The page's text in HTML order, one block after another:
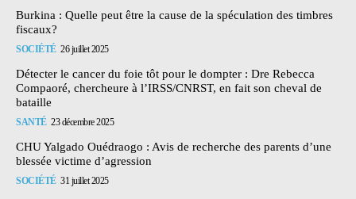
Burkina : Quelle peut être la cause de la spéculation des timbres
fiscaux?
SOCIÉTÉ 26 juillet 2025
Détecter le cancer du foie tôt pour le dompter : Dre Rebecca
Compaoré, chercheure à l’IRSS/CNRST, en fait son cheval de
bataille
SANTÉ 23 décembre 2025
CHU Yalgado Ouédraogo : Avis de recherche des parents d’une
blessée victime d’agression
SOCIÉTÉ 31 juillet 2025